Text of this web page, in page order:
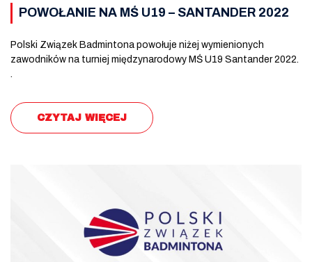
POWOŁANIE NA MŚ U19 – SANTANDER 2022
Polski Związek Badmintona powołuje niżej wymienionych
zawodników na turniej międzynarodowy MŚ U19 Santander 2022.
.
CZYTAJ WIĘCEJ